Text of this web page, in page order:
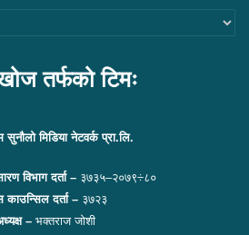
तर्फको टिमः
सुनौलो मिडिया नेटवर्क प्रा.लि.
विभाग दर्ता – ३७३५–२०७९÷८०
काउन्सिल दर्ता – ३७२३
– भक्तराज जोशी